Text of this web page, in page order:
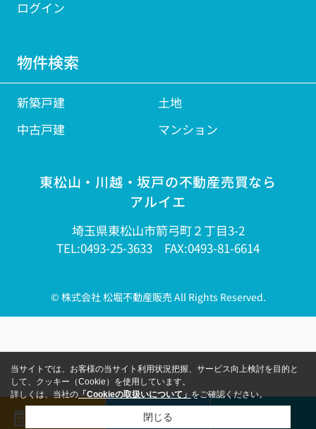
ログイン
物件検索
新築戸建
土地
中古戸建
マンション
東松山・川越・坂戸の不動産売買なら
アルイエ
埼玉県東松山市箭弓町２丁目3-2
TEL:0493-25-3633 FAX:0493-81-6614
© 株式会社 松堀不動産販売 All Rights Reserved.
メール
当サイトでは、お客様の当サイト利用状況把握、サービス向上検討を目的と
して、クッキー（Cookie）を使用しています。
詳しくは、当社の「Cookieの取扱いについて」をご確認ください。
閉じる